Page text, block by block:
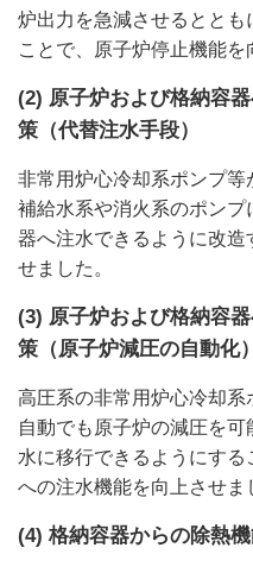
炉出力を急減させるとと
ことで、原子炉停止機能を
(2) 原子炉および格納容
策（代替注水手段）
非常用炉心冷却系ポンプ等
補給水系や消火系のポン
器へ注水できるように改造
せました。
(3) 原子炉および格納容
策（原子炉減圧の自動化）
高圧系の非常用炉心冷却系
自動でも原子炉の減圧を
水に移行できるようにす
への注水機能を向上させま
(4) 格納容器からの除熱